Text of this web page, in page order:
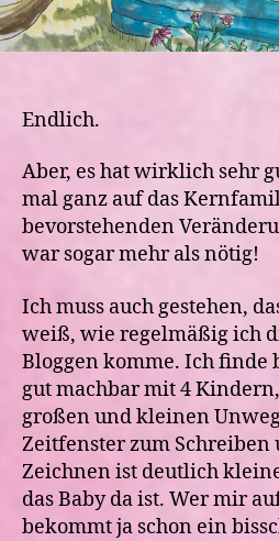
Endlich.
Aber, es hat wirklich sehr
mal ganz auf das
bevorstehenden
war sogar mehr als nötig!
Ich muss auch gestehen,
weiß, wie regelmäßig ich
Bloggen komme. Ich finde
gut machbar mit 4
großen und kleinen
Zeitfenster zum Schreiben
Zeichnen ist deutlich
das Baby da ist. Wer mir
bekommt ja schon ein